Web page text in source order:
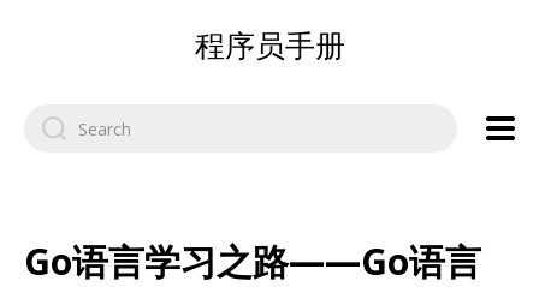
程序员手册
Search
for:
Go语言学习之路——Go语言